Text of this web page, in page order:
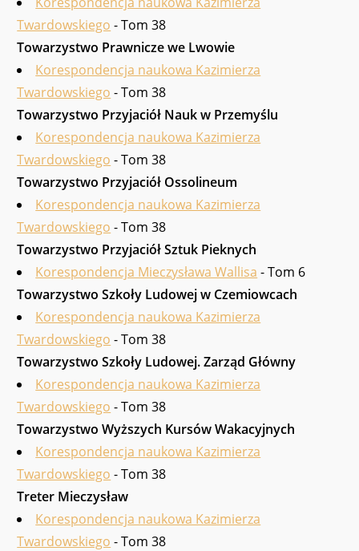
Twardowskiego - Tom 38
Towarzystwo Prawnicze we Lwowie
Korespondencja naukowa Kazimierza
Twardowskiego - Tom 38
Towarzystwo Przyjaciół Nauk w Przemyślu
Korespondencja naukowa Kazimierza
Twardowskiego - Tom 38
Towarzystwo Przyjaciół Ossolineum
Korespondencja naukowa Kazimierza
Twardowskiego - Tom 38
Towarzystwo Przyjaciół Sztuk Pieknych
Korespondencja Mieczysława Wallisa - Tom 6
Towarzystwo Szkoły Ludowej w Czemiowcach
Korespondencja naukowa Kazimierza
Twardowskiego - Tom 38
Towarzystwo Szkoły Ludowej. Zarząd Głów­ny
Korespondencja naukowa Kazimierza
Twardowskiego - Tom 38
Towarzystwo Wyższych Kursów Waka­cyjnych
Korespondencja naukowa Kazimierza
Twardowskiego - Tom 38
Treter Mieczysław
Korespondencja naukowa Kazimierza
Twardowskiego - Tom 38